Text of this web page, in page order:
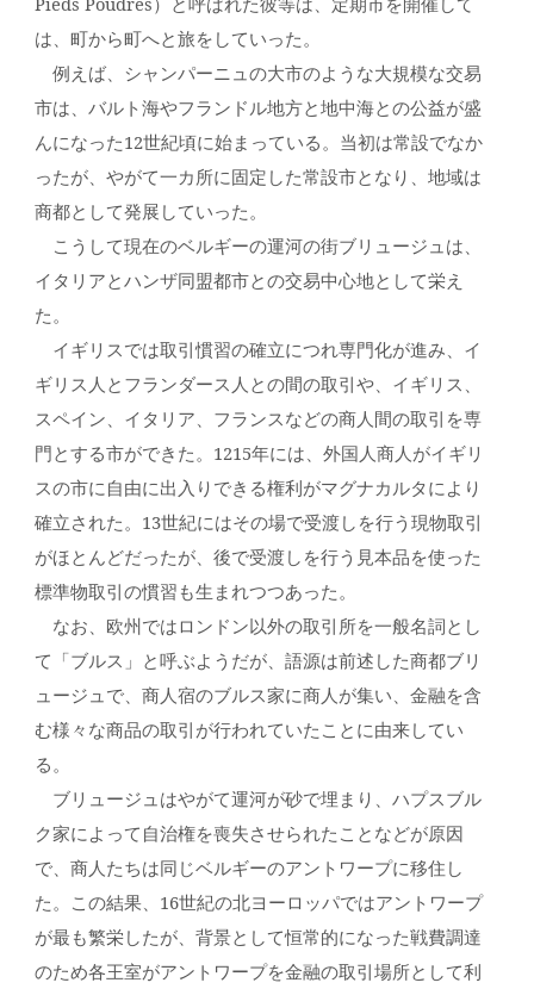
は、町から町へと旅をしていった。
例えば、シャンパーニュの大市のような大規模な交易
市は、バルト海やフランドル地方と地中海との公益が盛
んになった12世紀頃に始まっている。当初は常設でなか
ったが、やがて一カ所に固定した常設市となり、地域は
商都として発展していった。
こうして現在のベルギーの運河の街ブリュージュは、
イタリアとハンザ同盟都市との交易中心地として栄え
た。
イギリスでは取引慣習の確立につれ専門化が進み、イ
ギリス人とフランダース人との間の取引や、イギリス、
スペイン、イタリア、フランスなどの商人間の取引を専
門とする市ができた。1215年には、外国人商人がイギリ
スの市に自由に出入りできる権利がマグナカルタにより
確立された。13世紀にはその場で受渡しを行う現物取引
がほとんどだったが、後で受渡しを行う見本品を使った
標準物取引の慣習も生まれつつあった。
なお、欧州ではロンドン以外の取引所を一般名詞とし
て「ブルス」と呼ぶようだが、語源は前述した商都ブリ
ュージュで、商人宿のブルス家に商人が集い、金融を含
む様々な商品の取引が行われていたことに由来してい
る。
ブリュージュはやがて運河が砂で埋まり、ハプスブル
ク家によって自治権を喪失させられたことなどが原因
で、商人たちは同じベルギーのアントワープに移住し
た。この結果、16世紀の北ヨーロッパではアントワープ
が最も繁栄したが、背景として恒常的になった戦費調達
のため各王室がアントワープを金融の取引場所として利